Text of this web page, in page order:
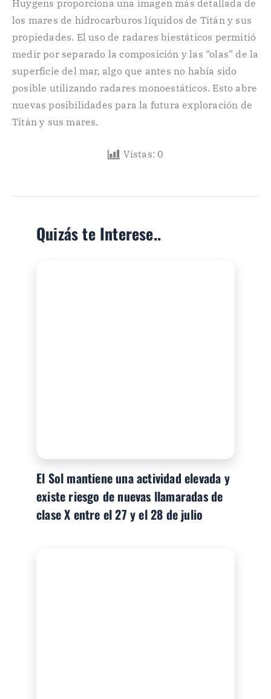
Huygens proporciona una imagen más detallada de
los mares de hidrocarburos líquidos de Titán y sus
propiedades. El uso de radares biestáticos permitió
medir por separado la composición y las “olas” de la
superficie del mar, algo que antes no había sido
posible utilizando radares monoestáticos. Esto abre
nuevas posibilidades para la futura exploración de
Titán y sus mares.
Vistas: 0
Quizás te Interese..
El Sol mantiene una actividad elevada y
existe riesgo de nuevas llamaradas de
clase X entre el 27 y el 28 de julio